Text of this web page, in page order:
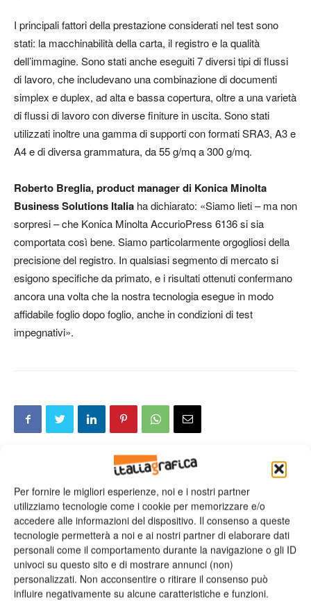
Per fornire le migliori esperienze, noi e i nostri partner
utilizziamo tecnologie come i cookie per memorizzare e/o
accedere alle informazioni del dispositivo. Il consenso a queste
tecnologie permetterà a noi e ai nostri partner di elaborare dati
personali come il comportamento durante la navigazione o gli ID
univoci su questo sito e di mostrare annunci (non)
personalizzati. Non acconsentire o ritirare il consenso può
influire negativamente su alcune caratteristiche e funzioni.
I principali fattori della prestazione considerati nel test sono
stati: la macchinabilità della carta, il registro e la qualità
dell’immagine. Sono stati anche eseguiti 7 diversi tipi di flussi
di lavoro, che includevano una combinazione di documenti
simplex e duplex, ad alta e bassa copertura, oltre a una varietà
di flussi di lavoro con diverse finiture in uscita. Sono stati
utilizzati inoltre una gamma di supporti con formati SRA3, A3 e
A4 e di diversa grammatura, da 55 g/mq a 300 g/mq.
Roberto Breglia, product manager di Konica Minolta
Business Solutions Italia ha dichiarato: «Siamo lieti – ma non
sorpresi – che Konica Minolta AccurioPress 6136 si sia
comportata così bene. Siamo particolarmente orgogliosi della
precisione del registro. In qualsiasi segmento di mercato si
esigono specifiche da primato, e i risultati ottenuti confermano
ancora una volta che la nostra tecnologia esegue in modo
affidabile foglio dopo foglio, anche in condizioni di test
impegnativi».
Cambio di organizzazione in
Heidelberg Italia
La nuova Textile Collection di
Guandong
ARTICOLI CORRELATI ALTRO DALL'AUTORE